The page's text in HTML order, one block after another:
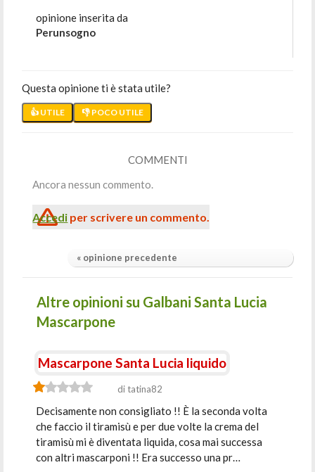
opinione inserita da
Perunsogno
Questa opinione ti è stata utile?
👍 UTILE 👎 POCO UTILE
COMMENTI
Ancora nessun commento.
Accedi per scrivere un commento.
« opinione precedente
Altre opinioni su Galbani Santa Lucia
Mascarpone
Mascarpone Santa Lucia liquido
di tatina82
Decisamente non consigliato !! È la seconda volta
che faccio il tiramisù e per due volte la crema del
tiramisù mi è diventata liquida, cosa mai successa
con altri mascarponi !! Era successo una pr…